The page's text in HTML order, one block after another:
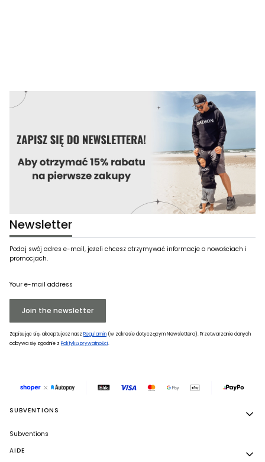
Newsletter
Podaj swój adres e-mail, jeżeli chcesz otrzymywać informacje o nowościach i
promocjach.
Your e-mail address
Join the newsletter
Zapisując się, akceptujesz nasz Regulamin (w zakresie dotyczącym Newslettera). Przetwarzanie danych
odbywa się zgodnie z Polityką prywatności.
Footer menu
SUBVENTIONS
Subventions
AIDE